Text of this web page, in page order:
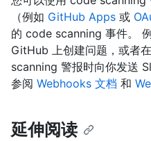
（例如 GitHub Apps 或
的 code scanning 事件。
GitHub 上创建问题，或者
scanning 警报时向你发送
参阅 Webhooks 文档 和
延伸阅读